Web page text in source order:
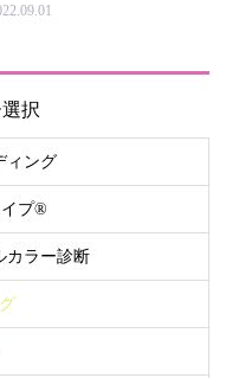
択
ィング
プ®
カラー診断